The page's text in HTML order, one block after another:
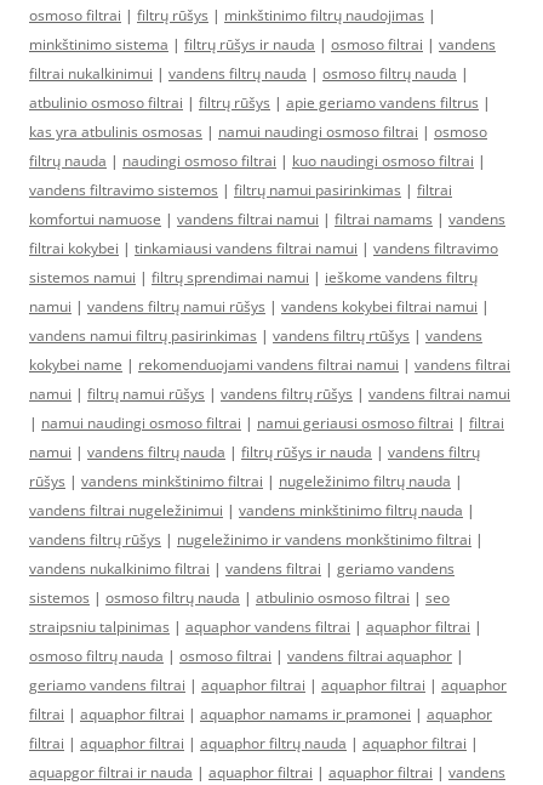
osmoso filtrai | filtrų rūšys | minkštinimo filtrų naudojimas |
minkštinimo sistema | filtrų rūšys ir nauda | osmoso filtrai | vandens
filtrai nukalkinimui | vandens filtrų nauda | osmoso filtrų nauda |
atbulinio osmoso filtrai | filtrų rūšys | apie geriamo vandens filtrus |
kas yra atbulinis osmosas | namui naudingi osmoso filtrai | osmoso
filtrų nauda | naudingi osmoso filtrai | kuo naudingi osmoso filtrai |
vandens filtravimo sistemos | filtrų namui pasirinkimas | filtrai
komfortui namuose | vandens filtrai namui | filtrai namams | vandens
filtrai kokybei | tinkamiausi vandens filtrai namui | vandens filtravimo
sistemos namui | filtrų sprendimai namui | ieškome vandens filtrų
namui | vandens filtrų namui rūšys | vandens kokybei filtrai namui |
vandens namui filtrų pasirinkimas | vandens filtrų rtūšys | vandens
kokybei name | rekomenduojami vandens filtrai namui | vandens filtrai
namui | filtrų namui rūšys | vandens filtrų rūšys | vandens filtrai namui
| namui naudingi osmoso filtrai | namui geriausi osmoso filtrai | filtrai
namui | vandens filtrų nauda | filtrų rūšys ir nauda | vandens filtrų
rūšys | vandens minkštinimo filtrai | nugeležinimo filtrų nauda |
vandens filtrai nugeležinimui | vandens minkštinimo filtrų nauda |
vandens filtrų rūšys | nugeležinimo ir vandens monkštinimo filtrai |
vandens nukalkinimo filtrai | vandens filtrai | geriamo vandens
sistemos | osmoso filtrų nauda | atbulinio osmoso filtrai | seo
straipsniu talpinimas | aquaphor vandens filtrai | aquaphor filtrai |
osmoso filtrų nauda | osmoso filtrai | vandens filtrai aquaphor |
geriamo vandens filtrai | aquaphor filtrai | aquaphor filtrai | aquaphor
filtrai | aquaphor filtrai | aquaphor namams ir pramonei | aquaphor
filtrai | aquaphor filtrai | aquaphor filtrų nauda | aquaphor filtrai |
aquapgor filtrai ir nauda | aquaphor filtrai | aquaphor filtrai | vandens